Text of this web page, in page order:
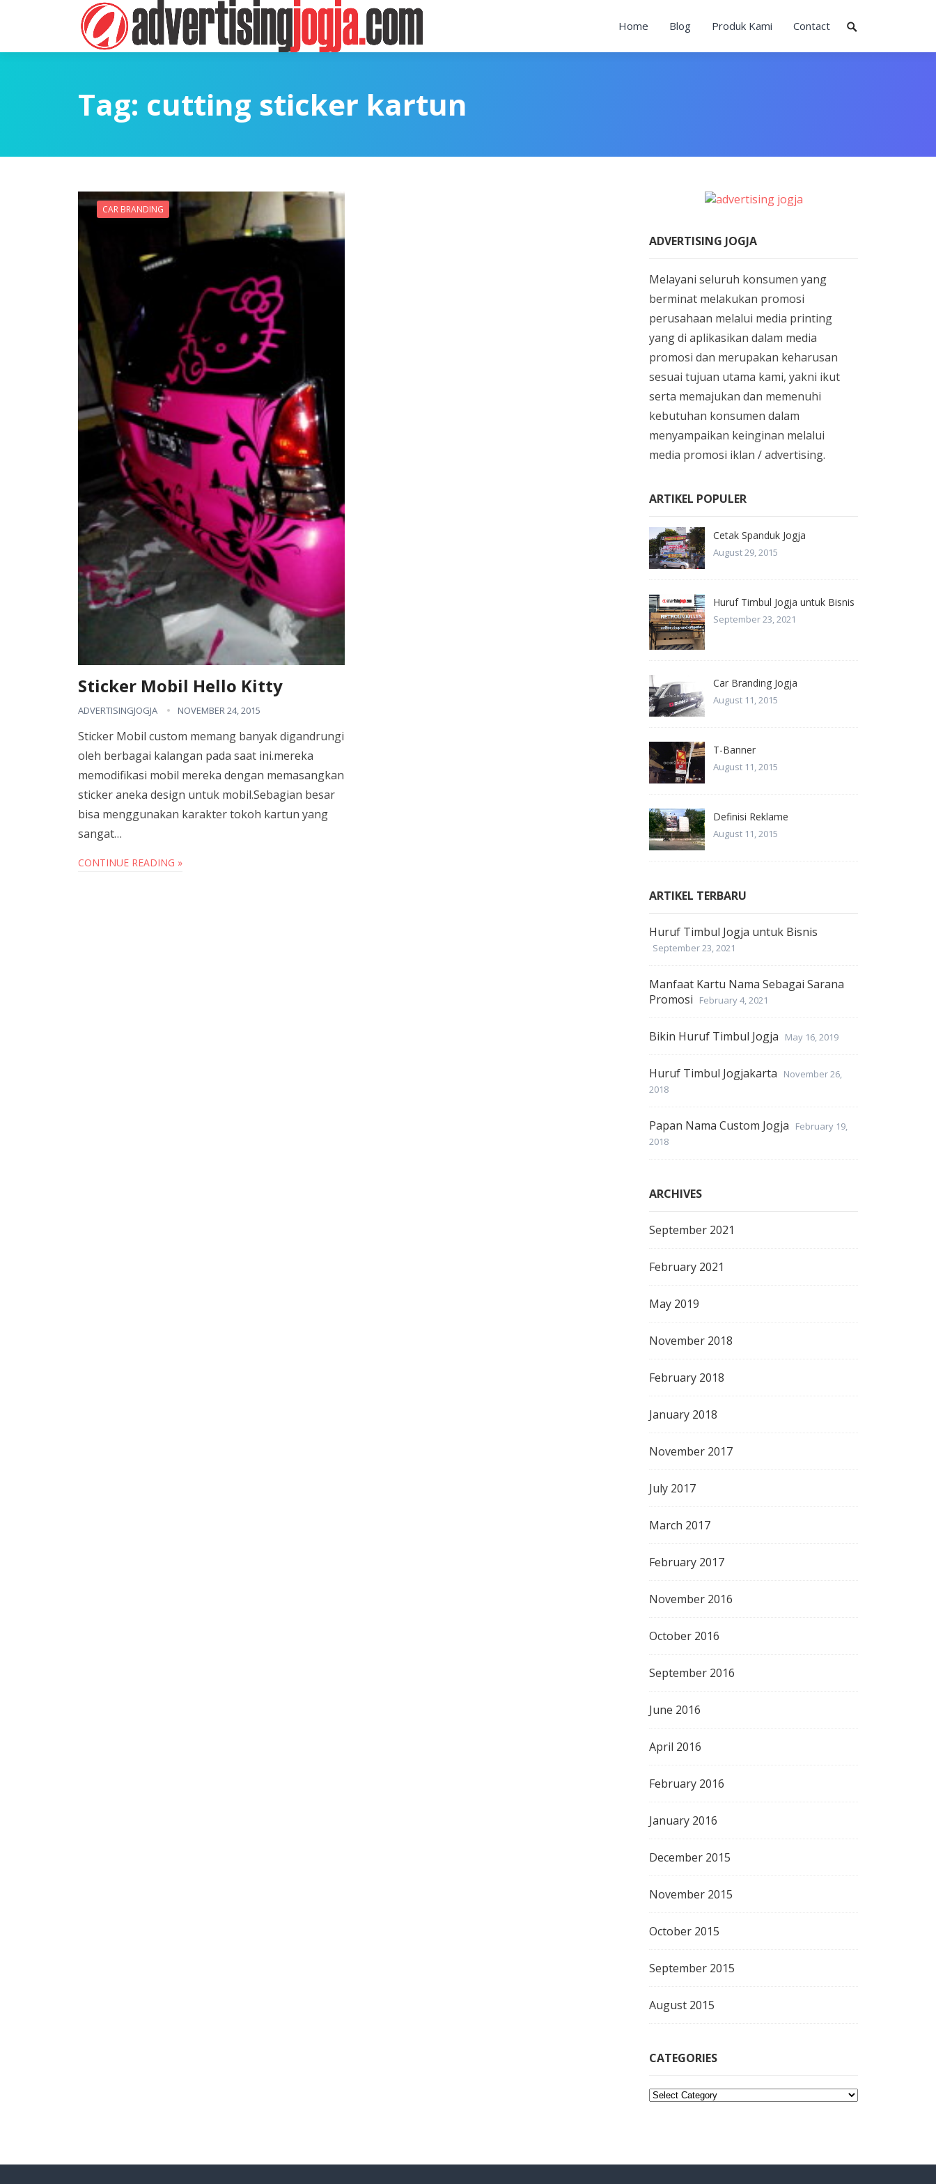
Home Blog Produk Kami Contact
Tag: cutting sticker kartun
CAR BRANDING
Sticker Mobil Hello Kitty
ADVERTISINGJOGJA NOVEMBER 24, 2015
Sticker Mobil custom memang banyak digandrungi
oleh berbagai kalangan pada saat ini.mereka
memodifikasi mobil mereka dengan memasangkan
sticker aneka design untuk mobil.Sebagian besar
bisa menggunakan karakter tokoh kartun yang
sangat…
CONTINUE READING »
ADVERTISING JOGJA
Melayani seluruh konsumen yang
berminat melakukan promosi
perusahaan melalui media printing
yang di aplikasikan dalam media
promosi dan merupakan keharusan
sesuai tujuan utama kami, yakni ikut
serta memajukan dan memenuhi
kebutuhan konsumen dalam
menyampaikan keinginan melalui
media promosi iklan / advertising.
ARTIKEL POPULER
Cetak Spanduk Jogja
August 29, 2015
Huruf Timbul Jogja untuk Bisnis
September 23, 2021
Car Branding Jogja
August 11, 2015
T-Banner
August 11, 2015
Definisi Reklame
August 11, 2015
ARTIKEL TERBARU
Huruf Timbul Jogja untuk Bisnis
September 23, 2021
Manfaat Kartu Nama Sebagai Sarana
Promosi
February 4, 2021
Bikin Huruf Timbul Jogja May 16, 2019
Huruf Timbul Jogjakarta
November 26,
2018
Papan Nama Custom Jogja
February 19,
2018
ARCHIVES
September 2021
February 2021
May 2019
November 2018
February 2018
January 2018
November 2017
July 2017
March 2017
February 2017
November 2016
October 2016
September 2016
June 2016
April 2016
February 2016
January 2016
December 2015
November 2015
October 2015
September 2015
August 2015
CATEGORIES
C